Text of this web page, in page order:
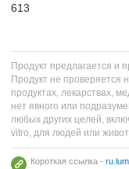
613
Продукт предлагается и
Продукт не проверяется
продуктах, лекарствах,
нет явного или
любых других целей,
vitro, для людей или
Короткая ссылка -